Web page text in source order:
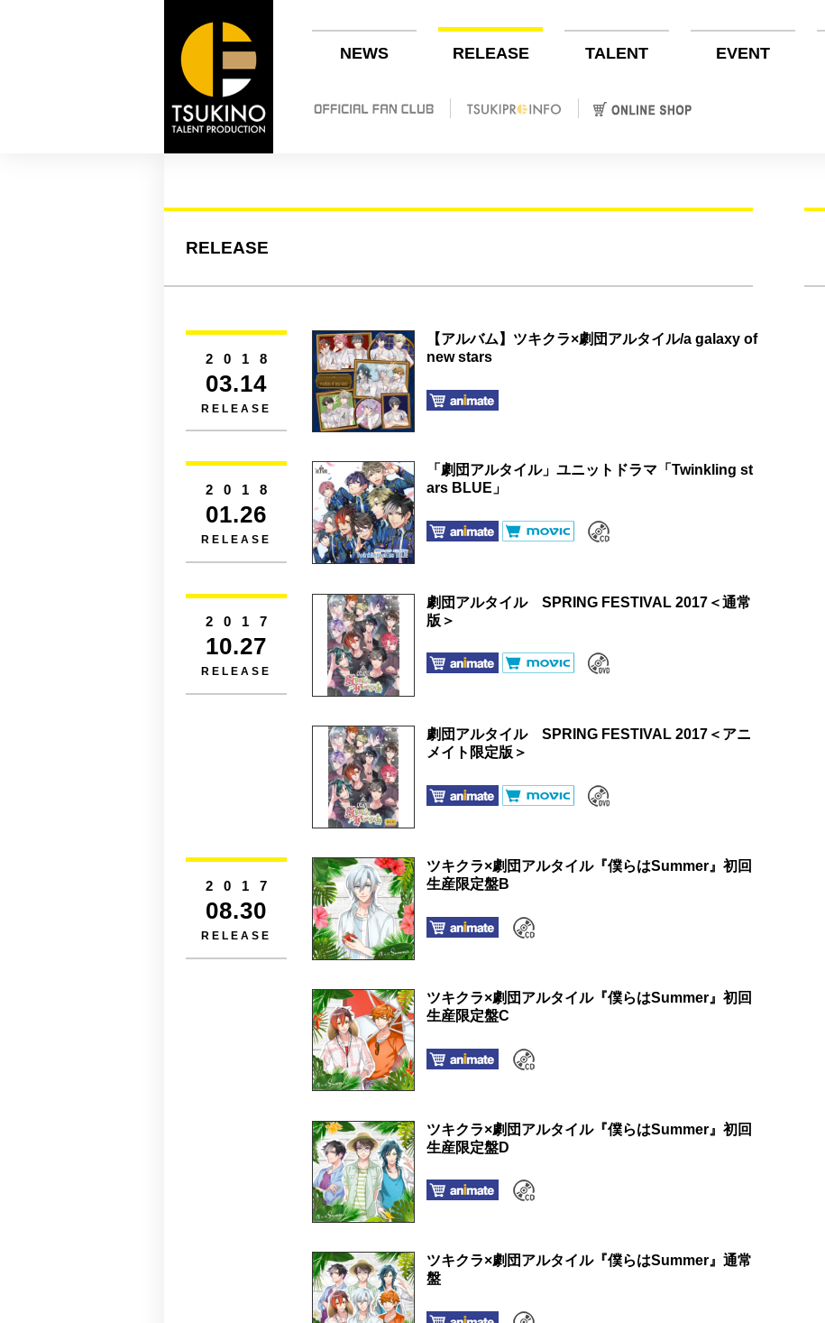
NEWS RELEASE TALENT EVENT
RELEASE
2018
03.14
RELEASE
【アルバム】ツキクラ×劇団アルタイル/a galaxy of
new stars
2018
01.26
RELEASE
「劇団アルタイル」ユニットドラマ「Twinkling st
ars BLUE」
2017
10.27
RELEASE
劇団アルタイル SPRING FESTIVAL 2017＜通常
版＞
劇団アルタイル SPRING FESTIVAL 2017＜アニ
メイト限定版＞
2017
08.30
RELEASE
ツキクラ×劇団アルタイル『僕らはSummer』初回
生産限定盤B
ツキクラ×劇団アルタイル『僕らはSummer』初回
生産限定盤C
ツキクラ×劇団アルタイル『僕らはSummer』初回
生産限定盤D
ツキクラ×劇団アルタイル『僕らはSummer』通常
盤